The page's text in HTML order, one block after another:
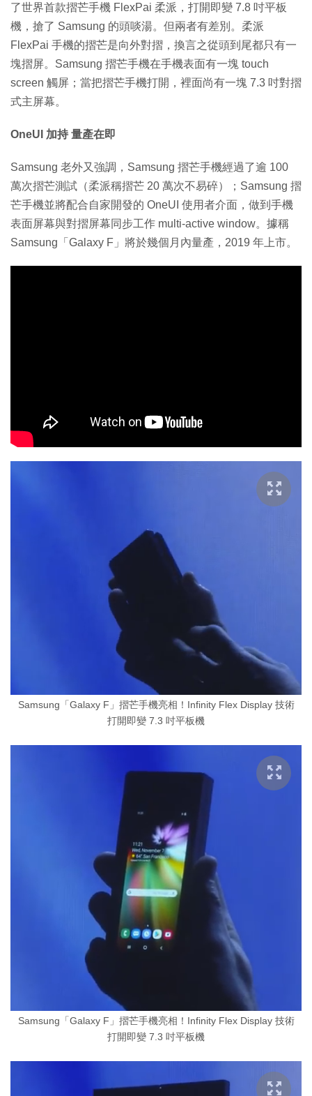
了世界首款摺芒手機 FlexPai 柔派，打開即變 7.8 吋平板
機，搶了 Samsung 的頭啖湯。但兩者有差別。柔派
FlexPai 手機的摺芒是向外對摺，換言之從頭到尾都只有一
塊摺屏。Samsung 摺芒手機在手機表面有一塊 touch
screen 觸屏；當把摺芒手機打開，裡面尚有一塊 7.3 吋對摺
式主屏幕。
OneUI 加持 量產在即
Samsung 老外又強調，Samsung 摺芒手機經過了逾 100
萬次摺芒測試（柔派稱摺芒 20 萬次不易碎）；Samsung 摺
芒手機並將配合自家開發的 OneUI 使用者介面，做到手機
表面屏幕與對摺屏幕同步工作 multi-active window。據稱
Samsung「Galaxy F」將於幾個月內量產，2019 年上市。
Samsung「Galaxy F」摺芒手機亮相！Infinity Flex Display 技術
打開即變 7.3 吋平板機
Samsung「Galaxy F」摺芒手機亮相！Infinity Flex Display 技術
打開即變 7.3 吋平板機